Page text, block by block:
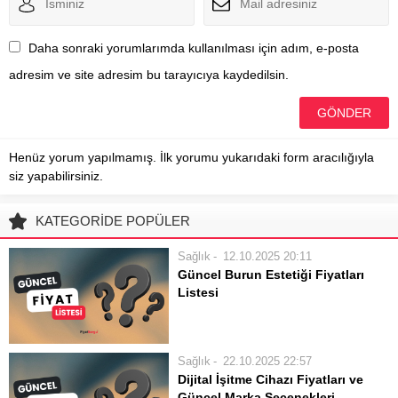
Daha sonraki yorumlarımda kullanılması için adım, e-posta
adresim ve site adresim bu tarayıcıya kaydedilsin.
Henüz yorum yapılmamış. İlk yorumu yukarıdaki form aracılığıyla
siz yapabilirsiniz.
KATEGORİDE POPÜLER
Sağlık 12.10.2025 20:11
Güncel Burun Estetiği Fiyatları
Listesi
gidermek amacıyla yapılan popüler
bir cerrahi işlemdir. Bu operasyonu
Sağlık 22.10.2025 22:57
Dijital İşitme Cihazı Fiyatları ve